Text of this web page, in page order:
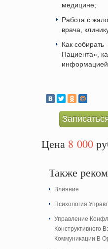
медицине;
Работа с
врача,
Как собирать
Пациента»,
информацией
Цена 8 000
Также
Влияние
Психология
Управление
Конструктивного
Коммуникации В